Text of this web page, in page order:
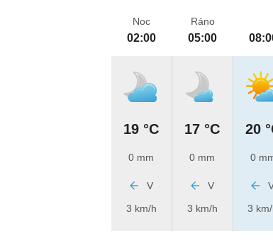
Noc
02:00
19 °C
0 mm
V
3 km/h
Ráno
05:00
17 °C
0 mm
V
3 km/h
20
0
3